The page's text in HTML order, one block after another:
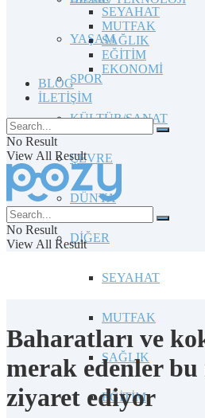
YAŞAM
SPOR
KÜLTÜR/SANAT
ÇEVRE
DÜNYA
DİĞER
SEYAHAT
MUTFAK
SAĞLIK
EĞİTİM
SEYAHAT
MUTFAK
SAĞLIK
EĞİTİM
EKONOMİ
BLOG
İLETİŞİM
No Result
View All Result
No Result
View All Result
Baharatları ve
merak edenler bu
ziyaret ediyor